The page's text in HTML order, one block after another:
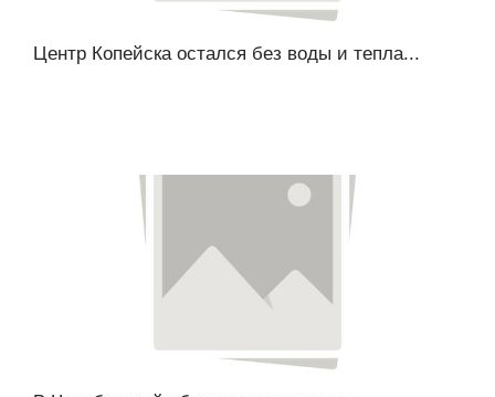
Центр Копейска остался без воды и тепла...